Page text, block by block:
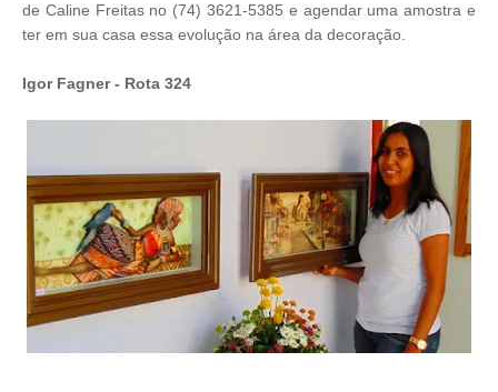
de Caline Freitas no (74) 3621-5385 e agendar uma amostra e
ter em sua casa essa evolução na área da decoração.
Igor Fagner - Rota 324